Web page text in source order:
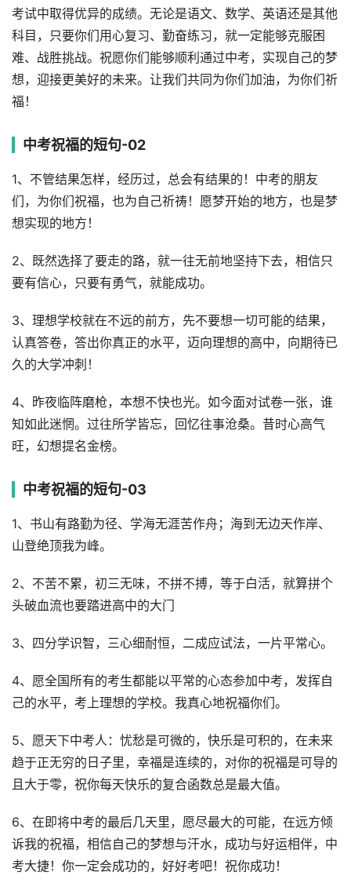
考试中取得优异的成绩。无论是语文、数学、英语还是其他
科目，只要你们用心复习、勤奋练习，就一定能够克服困
难、战胜挑战。祝愿你们能够顺利通过中考，实现自己的梦
想，迎接更美好的未来。让我们共同为你们加油，为你们祈
福！
中考祝福的短句-02
1、不管结果怎样，经历过，总会有结果的！中考的朋友
们，为你们祝福，也为自己祈祷！愿梦开始的地方，也是梦
想实现的地方！
2、既然选择了要走的路，就一往无前地坚持下去，相信只
要有信心，只要有勇气，就能成功。
3、理想学校就在不远的前方，先不要想一切可能的结果，
认真答卷，答出你真正的水平，迈向理想的高中，向期待已
久的大学冲刺！
4、昨夜临阵磨枪，本想不快也光。如今面对试卷一张，谁
知如此迷惘。过往所学皆忘，回忆往事沧桑。昔时心高气
旺，幻想提名金榜。
中考祝福的短句-03
1、书山有路勤为径、学海无涯苦作舟；海到无边天作岸、
山登绝顶我为峰。
2、不苦不累，初三无味，不拼不搏，等于白活，就算拼个
头破血流也要踏进高中的大门
3、四分学识智，三心细耐恒，二成应试法，一片平常心。
4、愿全国所有的考生都能以平常的心态参加中考，发挥自
己的水平，考上理想的学校。我真心地祝福你们。
5、愿天下中考人：忧愁是可微的，快乐是可积的，在未来
趋于正无穷的日子里，幸福是连续的，对你的祝福是可导的
且大于零，祝你每天快乐的复合函数总是最大值。
6、在即将中考的最后几天里，愿尽最大的可能，在远方倾
诉我的祝福，相信自己的梦想与汗水，成功与好运相伴，中
考大捷！你一定会成功的，好好考吧！祝你成功！